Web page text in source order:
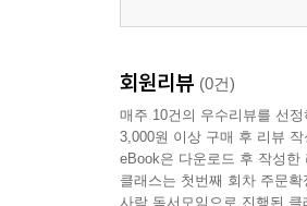
회원리뷰 (0건)
매주 10건의 우수리뷰를 선
3,000원 이상 구매 후 리뷰 작
eBook은 다운로드 후 작성
클래스는 첫번째 회차 주문
사락 독서모임으로 진행된